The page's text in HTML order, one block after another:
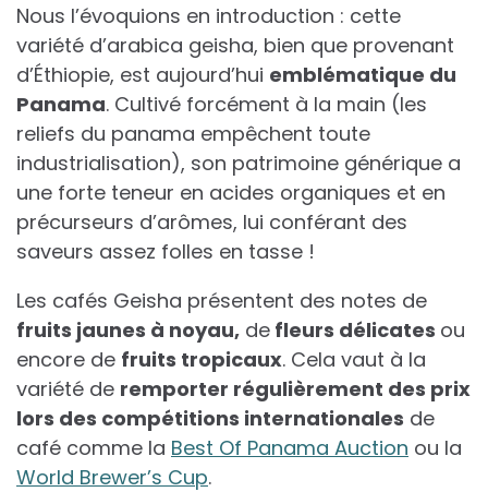
Nous l’évoquions en introduction : cette
variété d’arabica geisha, bien que provenant
d’Éthiopie, est aujourd’hui emblématique du
Panama. Cultivé forcément à la main (les
reliefs du panama empêchent toute
industrialisation), son patrimoine générique a
une forte teneur en acides organiques et en
précurseurs d’arômes, lui conférant des
saveurs assez folles en tasse !
Les cafés Geisha présentent des notes de
fruits jaunes à noyau, de fleurs délicates ou
encore de fruits tropicaux. Cela vaut à la
variété de remporter régulièrement des prix
lors des compétitions internationales de
café comme la Best Of Panama Auction ou la
World Brewer’s Cup.